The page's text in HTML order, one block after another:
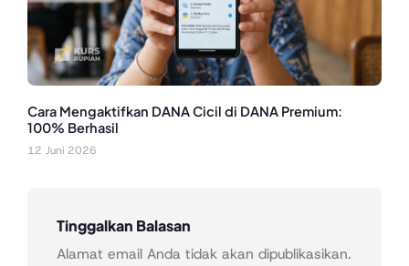
Cara Mengaktifkan DANA Cicil di DANA Premium:
100% Berhasil
12 Juni 2026
Tinggalkan Balasan
Alamat email Anda tidak akan dipublikasikan.